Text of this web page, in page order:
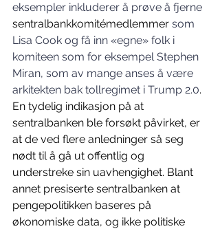
eksempler inkluderer å prøve å fjerne
sentralbankkomitémedlemmer som
Lisa Cook og få inn «egne» folk i
komiteen som for eksempel Stephen
Miran, som av mange anses å være
arkitekten bak tollregimet i Trump 2.0.
En tydelig indikasjon på at
sentralbanken ble forsøkt påvirket, er
at de ved flere anledninger så seg
nødt til å gå ut offentlig og
understreke sin uavhengighet. Blant
annet presiserte sentralbanken at
pengepolitikken baseres på
økonomiske data, og ikke politiske